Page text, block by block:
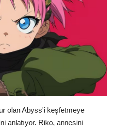
olan Abyss'i keşfetmeye
anlatıyor. Riko, annesini